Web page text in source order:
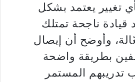
تغيير يعتمد بشكل
ناجحة تمتلك
وأوضح أن إيصال
بطريقة واضحة
تدريبهم المستمر